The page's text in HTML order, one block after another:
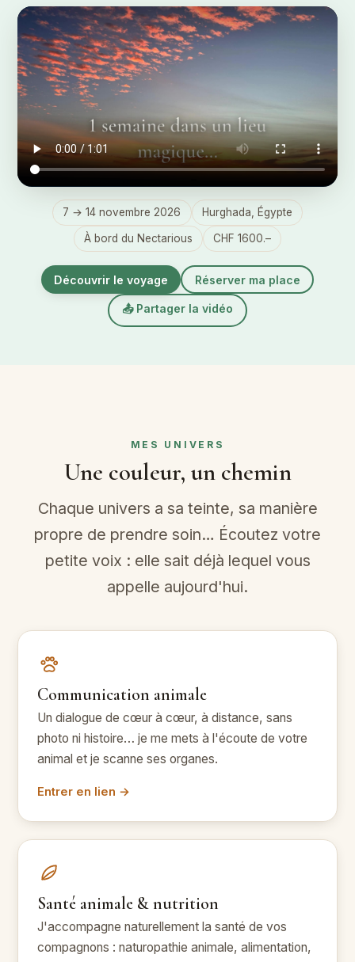
7 → 14 novembre 2026 Hurghada, Égypte
À bord du Nectarious CHF 1600.–
Découvrir le voyage Réserver ma place
📤 Partager la vidéo
MES UNIVERS
Une couleur, un chemin
Chaque univers a sa teinte, sa manière
propre de prendre soin… Écoutez votre
petite voix : elle sait déjà lequel vous
appelle aujourd'hui.
Communication animale
Un dialogue de cœur à cœur, à distance, sans
photo ni histoire… je me mets à l'écoute de votre
animal et je scanne ses organes.
Entrer en lien →
Santé animale & nutrition
J'accompagne naturellement la santé de vos
compagnons : naturopathie animale, alimentation,